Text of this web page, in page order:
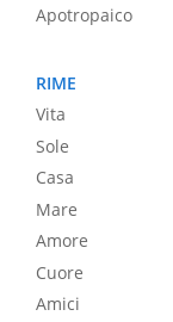
Apotropaico
RIME
Vita
Sole
Casa
Mare
Amore
Cuore
Amici